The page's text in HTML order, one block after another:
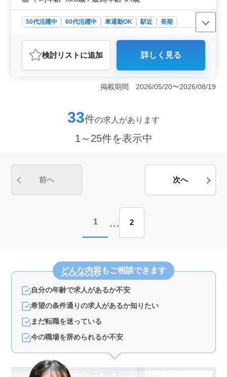
50代活躍中 60代活躍中 車通勤OK 駅近
長期
派遣社員
おすすめポイント
＜駅チカで通勤便利＞ この求人は、新潟県上越市に位
置し、最寄り駅である高田駅から徒歩圏内の便利な立地
です。車通勤も可能で、通勤手当が支給されるため、
利用する方や車通勤を希望する方にも適しています。通
勤のストレスを軽減できる環境が整っています。 ＜
の調理経験が3年以上ある方を特に歓迎しています。これ
入を見込めます。安定した収入を得ながら、自身のスキ
数の雇用形態から選べるため、ライフスタイルに合わせ
た働き方が可能です。週5〜6日勤務で、日曜と第2・第4
月曜が休日となるため、計画的な休息が取れます。さら
に、雇用、労災、健康、厚生、財形などの充実した福利
検討リスト に追加 詳しく見る
掲載期間 2026/05/20〜2026/08/19
33件の求人があります
1～25件を表示中
前へ 次へ
1 … 2
どんな内容もご相談できます
自分の年齢で求人があるか不安
希望の条件通りの求人があるか知りたい
まだ転職を迷っている
今の職場を辞められるか不安